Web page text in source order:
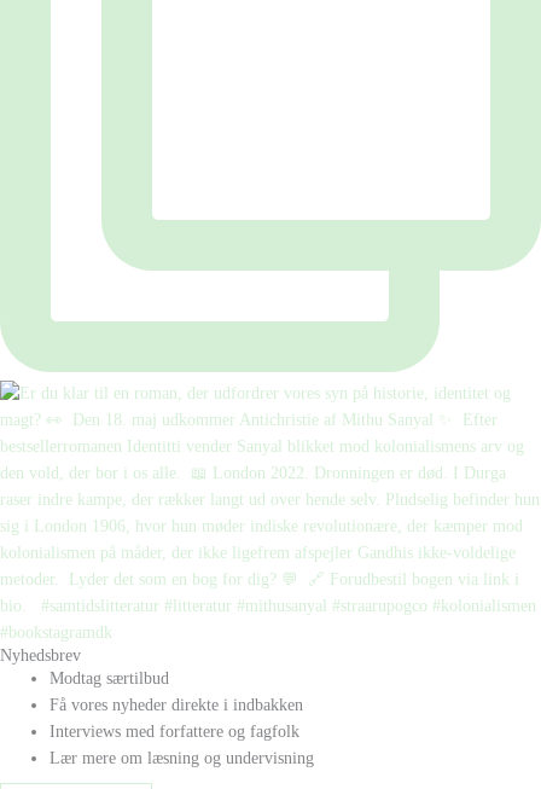
Nyhedsbrev
Modtag særtilbud
Få vores nyheder direkte i indbakken
Interviews med forfattere og fagfolk
Lær mere om læsning og undervisning